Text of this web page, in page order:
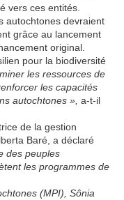
vers ces entités.
autochtones devraient
grâce au lancement
original.
pour la biodiversité
les ressources de
les capacités
autochtones », a-t-il
de la gestion
Baré, a déclaré
des peuples
les programmes de
(MPI), Sônia